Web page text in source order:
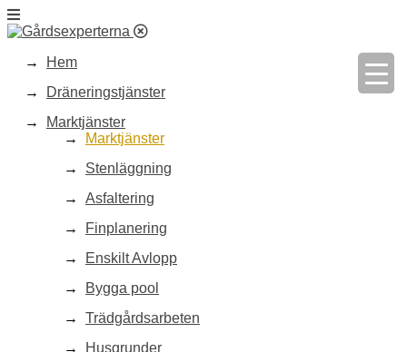
Hem
Dräneringstjänster
Marktjänster
Marktjänster
Stenläggning
Asfaltering
Finplanering
Enskilt Avlopp
Bygga pool
Trädgårdsarbeten
Husgrunder